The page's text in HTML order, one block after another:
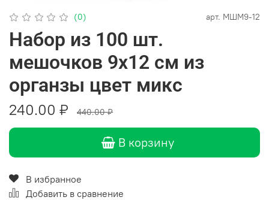
(0) арт. МШМ9-12
Набор из 100 шт.
мешочков 9х12 см из
органзы цвет микс
240.00 ₽ 440.00 ₽
В корзину
В избранное
Добавить в сравнение